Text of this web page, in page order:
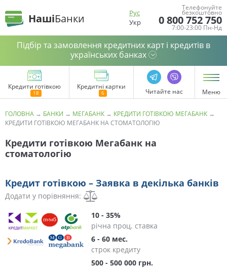
НашіБанки
Рус
Укр
Телефонуйте
безкоштовно
0 800 752 750
7:00-23:00 Пн-Нд
Підбір та замовлення кредитних карт і кредитів в
українських банках
Кредити готівкою Кредитні картки
Читайте нас Меню
ГОЛОВНА → БАНКИ → МЕГАБАНК → КРЕДИТИ ГОТІВКОЮ МЕГАБАНК →
КРЕДИТИ ГОТІВКОЮ МЕГАБАНК НА СТОМАТОЛОГІЮ
Кредити готівкою Мегабанк на
стоматологію
Кредит готівкою – Заявка в декілька банків
Додати у порівняння:
10 - 35%
річна проц. ставка
6 - 60 мес.
строк кредиту
500 - 500 000 грн.